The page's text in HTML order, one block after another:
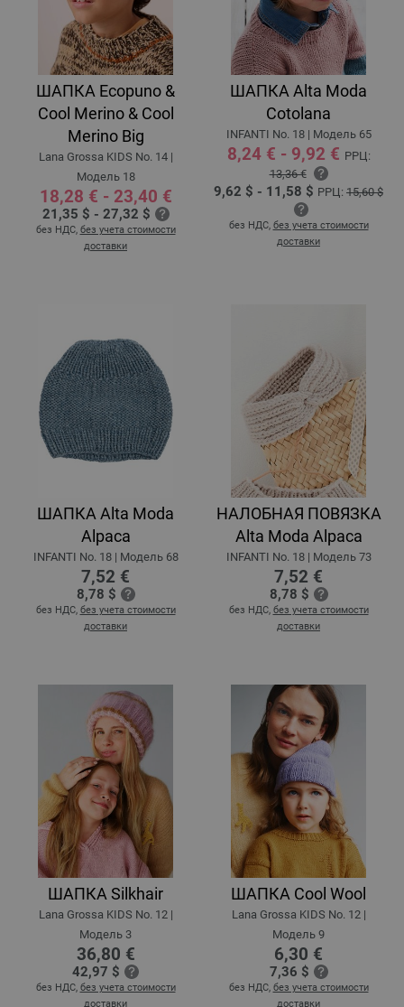
ШАПКА Ecopuno &
Cool Merino & Cool
Merino Big
Lana Grossa KIDS No. 14 |
Модель 18
18,28 € - 23,40 €
21,35 $ - 27,32 $
без НДС, без учета стоимости
доставки
ШАПКА Alta Moda
Cotolana
INFANTI No. 18 | Модель 65
8,24 € - 9,92 € РРЦ:
13,36 €
9,62 $ - 11,58 $ РРЦ: 15,60 $
без НДС, без учета стоимости
доставки
ШАПКА Alta Moda
Alpaca
INFANTI No. 18 | Модель 68
7,52 €
8,78 $
без НДС, без учета стоимости
доставки
НАЛОБНАЯ ПОВЯЗКА
Alta Moda Alpaca
INFANTI No. 18 | Модель 73
7,52 €
8,78 $
без НДС, без учета стоимости
доставки
ШАПКА Silkhair
Lana Grossa KIDS No. 12 |
Модель 3
36,80 €
42,97 $
без НДС, без учета стоимости
доставки
ШАПКА Cool Wool
Lana Grossa KIDS No. 12 |
Модель 9
6,30 €
7,36 $
без НДС, без учета стоимости
доставки